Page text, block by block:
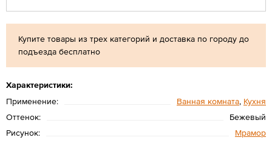
Купите товары из трех категорий и доставка по городу до
подъезда бесплатно
Характеристики:
Применение:
Ванная комната, Кухня
Оттенок:
Бежевый
Рисунок:
Мрамор